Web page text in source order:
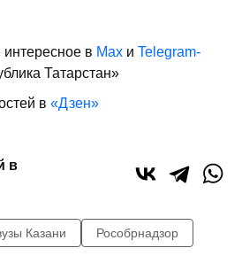
в Max и Telegram-
Татарстан»
в «Дзен»
в
Казани
Рособрнадзор